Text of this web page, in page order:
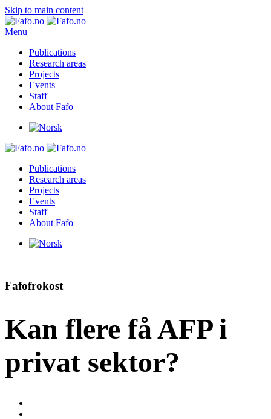
Skip to main content
Menu
Publications
Research areas
Projects
Events
Staff
About Fafo
Publications
Research areas
Projects
Events
Staff
About Fafo
Fafofrokost
Kan flere få AFP i
privat sektor?